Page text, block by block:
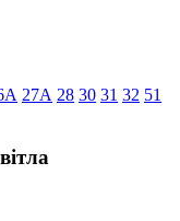
27А 28 30 31 32 51